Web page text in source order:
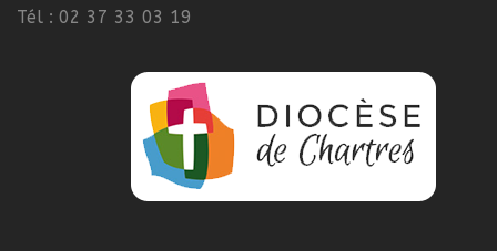
Tél : 02 37 33 03 19